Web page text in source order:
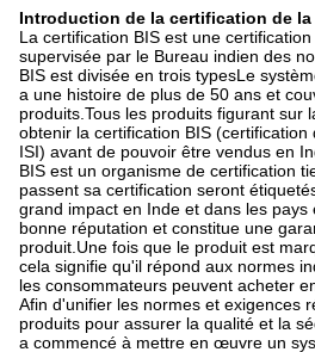
Introduction de la certification de la
La certification BIS est une
supervisée par le Bureau indien des
BIS est divisée en trois typesLe
a une histoire de plus de 50 ans et
produits.Tous les produits figurant sur
obtenir la certification BIS
ISI) avant de pouvoir être vendus en
BIS est un organisme de certification
passent sa certification seront
grand impact en Inde et dans les
bonne réputation et constitue une
produit.Une fois que le produit est
cela signifie qu'il répond aux normes
les consommateurs peuvent acheter
Afin d'unifier les normes et exigences
produits pour assurer la qualité et la
a commencé à mettre en œuvre un